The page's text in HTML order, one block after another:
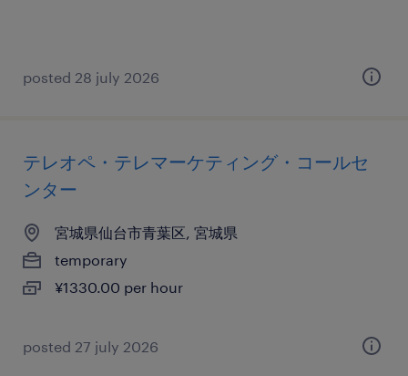
posted 28 july 2026
テレオペ・テレマーケティング・コールセ
ンター
宮城県仙台市青葉区, 宮城県
temporary
¥1330.00 per hour
posted 27 july 2026